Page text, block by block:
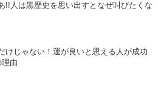
!!人は黒歴史を思い出すとなぜ叫びたくな
けじゃない！運が良いと思える人が成功
由